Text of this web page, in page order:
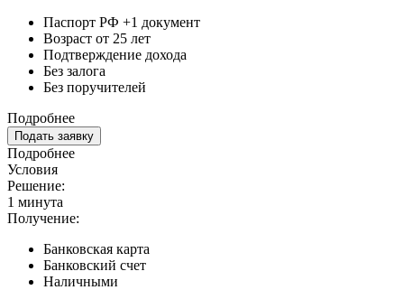
Паспорт РФ +1 документ
Возраст от 25 лет
Подтверждение дохода
Без залога
Без поручителей
Подробнее
Подать заявку
Подробнее
Условия
Решение:
1 минута
Получение:
Банковская карта
Банковский счет
Наличными